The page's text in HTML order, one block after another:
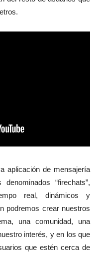
aplicación de mensajería
“firechats”,
real, dinámicos y
podremos crear nuestros
una comunidad, una
interés, y en los que
que estén cerca de